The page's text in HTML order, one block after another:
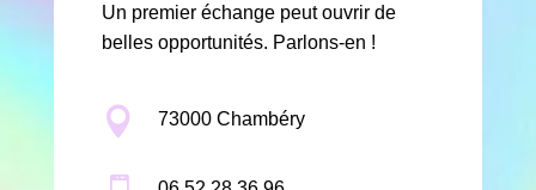
Un premier échange peut ouvrir de
belles opportunités. Parlons-en !
 73000 Chambéry